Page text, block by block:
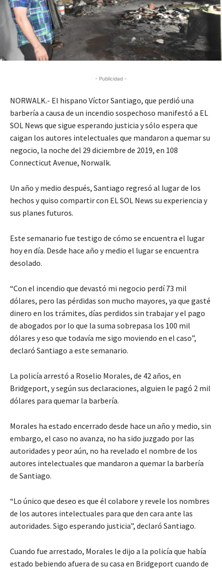
- Publicidad -
NORWALK.- El hispano Víctor Santiago, que perdió una
barbería a causa de un incendio sospechoso manifestó a EL
SOL News que sigue esperando justicia y sólo espera que
caigan los autores intelectuales que mandaron a quemar su
negocio, la noche del 29 diciembre de 2019, en 108
Connecticut Avenue, Norwalk.
Un año y medio después, Santiago regresó al lugar de los
hechos y quiso compartir con EL SOL News su experiencia y
sus planes futuros.
Este semanario fue testigo de cómo se encuentra el lugar
hoy en día. Desde hace año y medio el lugar se encuentra
desolado.
“Con el incendio que devastó mi negocio perdí 73 mil
dólares, pero las pérdidas son mucho mayores, ya que gasté
dinero en los trámites, días perdidos sin trabajar y el pago
de abogados por lo que la suma sobrepasa los 100 mil
dólares y eso que todavía me sigo moviendo en el caso”,
declaró Santiago a este semanario.
La policía arrestó a Roselio Morales, de 42 años, en
Bridgeport, y según sus declaraciones, alguien le pagó 2 mil
dólares para quemar la barbería.
Morales ha estado encerrado desde hace un año y medio, sin
embargo, el caso no avanza, no ha sido juzgado por las
autoridades y peor aún, no ha revelado el nombre de los
autores intelectuales que mandaron a quemar la barbería
de Santiago.
“Lo único que deseo es que él colabore y revele los nombres
de los autores intelectuales para que den cara ante las
autoridades. Sigo esperando justicia”, declaró Santiago.
Cuando fue arrestado, Morales le dijo a la policía que había
estado bebiendo afuera de su casa en Bridgeport cuando de